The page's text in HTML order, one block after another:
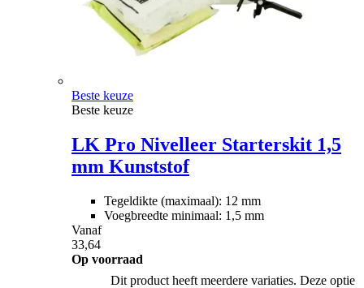
Beste keuze
Beste keuze
LK Pro Nivelleer Starterskit 1,5
mm Kunststof
Tegeldikte (maximaal): 12 mm
Voegbreedte minimaal: 1,5 mm
Vanaf
33,64
Op voorraad
Dit product heeft meerdere variaties. Deze optie